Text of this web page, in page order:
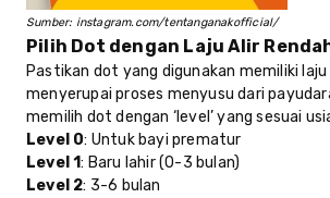
Sumber: instagram.com/tentanganakofficial/
Pilih Dot dengan Laju Alir
Pastikan dot yang digunakan memiliki
menyerupai proses menyusu dari
memilih dot dengan ‘level’ yang sesuai
Level 0: Untuk bayi prematur
Level 1: Baru lahir (0-3 bulan)
Level 2: 3-6 bulan